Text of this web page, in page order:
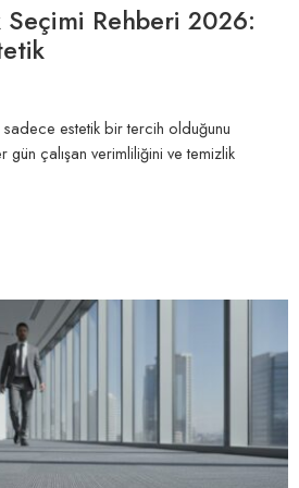
Seçimi Rehberi 2026:
estetik bir tercih olduğunu
gün çalışan verimliliğini ve temizlik